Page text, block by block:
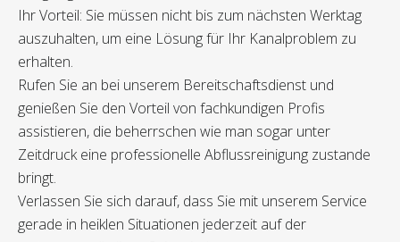
Ihr Vorteil: Sie müssen nicht bis zum nächsten Werktag
auszuhalten, um eine Lösung für Ihr Kanalproblem zu
erhalten.
Rufen Sie an bei unserem Bereitschaftsdienst und
genießen Sie den Vorteil von fachkundigen Profis
assistieren, die beherrschen wie man sogar unter
Zeitdruck eine professionelle Abflussreinigung zustande
bringt.
Verlassen Sie sich darauf, dass Sie mit unserem Service
gerade in heiklen Situationen jederzeit auf der